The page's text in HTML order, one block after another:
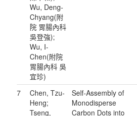
Wu, Deng-
Chyang(附
院 胃腸內科
吳登強);
Wu, I-
Chen(附院
胃腸內科 吳
宜珍)
7
Chen, Tzu-
Heng;
Tseng,
Self-Assembly of
Monodisperse
Carbon Dots into